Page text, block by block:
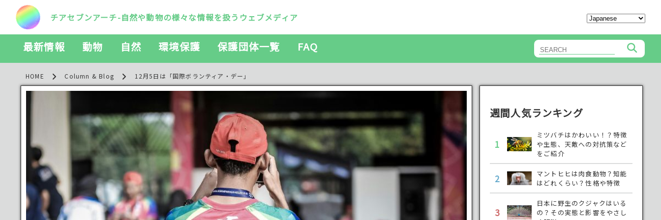
チアセブンアーチ-自然や動物の様々な情報を扱うウェブメディア
最新情報 動物 自然 環境保護 保護団体一覧 FAQ
HOME Column & Blog 12月5日は「国際ボランティア・デー」
週間人気ランキング
1
ミツバチはかわいい！？特徴
や生態、天敵への対抗策など
をご紹介
2
マントヒヒは肉食動物？知能
はどれくらい？性格や特徴
3
日本に野生のクジャクはいる
の？その実態と影響をやさし